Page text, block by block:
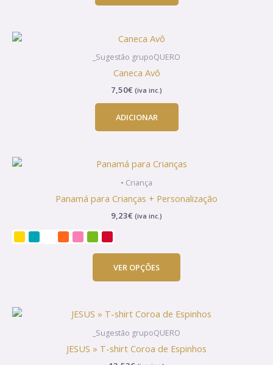
_Sugestão grupoQUERO
Caneca Avô
7,50€ (iva inc.)
ADICIONAR
• Criança
Panamá para Crianças + Personalização
9,23€ (iva inc.)
VER OPÇÕES
This
multiple
the
page
_Sugestão grupoQUERO
JESUS » T-shirt Coroa de Espinhos
This
multiple